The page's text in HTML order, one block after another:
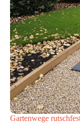
Gartenwege